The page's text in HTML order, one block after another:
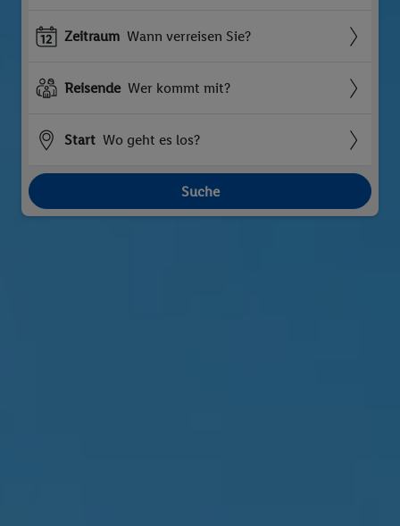
Zeitraum Wann verreisen Sie?
Reisende Wer kommt mit?
Start Wo geht es los?
Suche